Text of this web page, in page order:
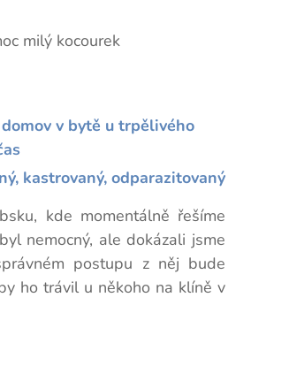
milý kocourek
v bytě u trpělivého
kastrovaný, odparazitovaný
kde momentálně řešíme
nemocný, ale dokázali jsme
postupu z něj bude
ho trávil u někoho na klíně v